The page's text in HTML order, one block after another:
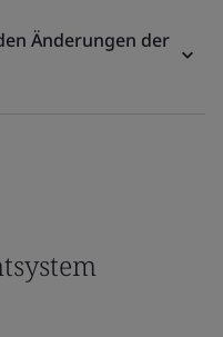
Änderungen der